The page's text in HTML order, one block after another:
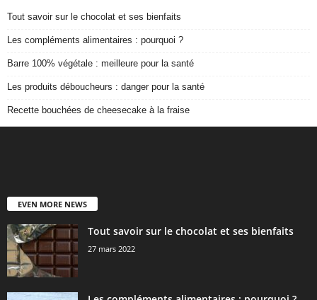
Tout savoir sur le chocolat et ses bienfaits
Les compléments alimentaires : pourquoi ?
Barre 100% végétale : meilleure pour la santé
Les produits déboucheurs : danger pour la santé
Recette bouchées de cheesecake à la fraise
EVEN MORE NEWS
Tout savoir sur le chocolat et ses bienfaits
27 mars 2022